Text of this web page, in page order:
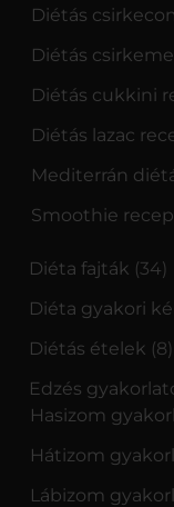
Diétás
Diétás
Diétás cukkini
Diétás lazac
Mediterrán
Smoothie
Diéta fajták (34)
Diéta gyakori
Diétás ételek (8)
Edzés
Hasizom
Hátizom
Lábizom